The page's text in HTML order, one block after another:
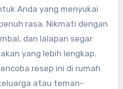
Anda yang menyukai
rasa. Nikmati dengan
dan lalapan segar
yang lebih lengkap.
resep ini di rumah
atau teman-